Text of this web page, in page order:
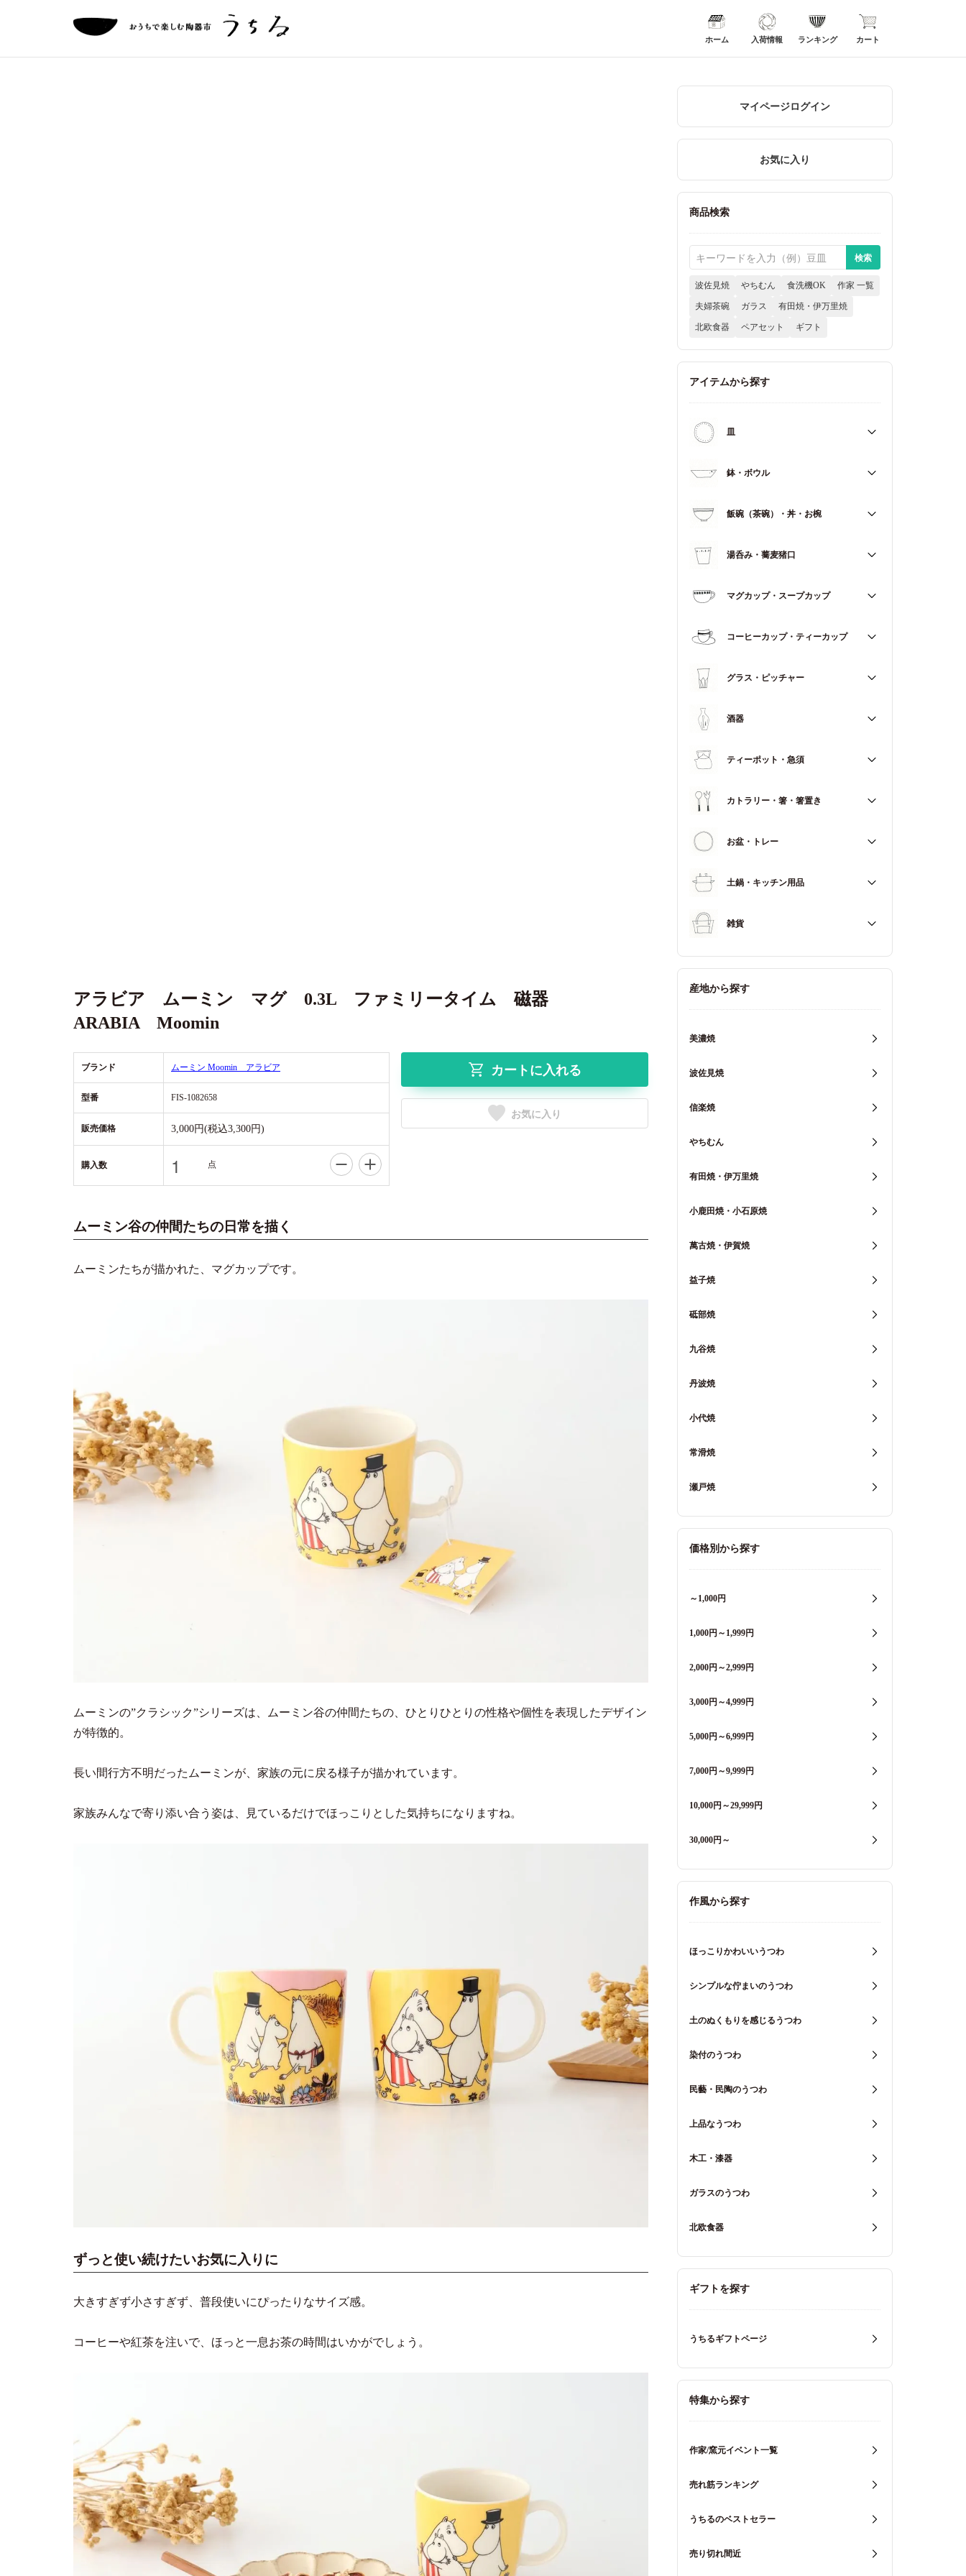
ホーム 入荷情報 ランキング カート
アラビア ムーミン マグ 0.3L ファミリータイム 磁器
ARABIA Moomin
ブランド ムーミン Moomin アラビア
型番 FIS-1082658
販売価格 3,000円(税込3,300円)
購入数 点
カートに入れる
お気に入り
ムーミン谷の仲間たちの日常を描く
ムーミンたちが描かれた、マグカップです。
ムーミンの”クラシック”シリーズは、ムーミン谷の仲間たちの、ひとりひとりの性格や個性を表現したデザイン
が特徴的。
長い間行方不明だったムーミンが、家族の元に戻る様子が描かれています。
家族みんなで寄り添い合う姿は、見ているだけでほっこりとした気持ちになりますね。
ずっと使い続けたいお気に入りに
大きすぎず小さすぎず、普段使いにぴったりなサイズ感。
コーヒーや紅茶を注いで、ほっと一息お茶の時間はいかがでしょう。
マイページログイン
お気に入り
商品検索
波佐見焼 やちむん 食洗機OK 作家 一覧
夫婦茶碗 ガラス 有田焼・伊万里焼
北欧食器 ペアセット ギフト
アイテムから探す
皿
すべて
取皿・中皿（15～20cm）
鉢・ボウル
すべて
中鉢（13～17cm）
飯碗（茶碗）・丼・お椀
すべて
丼（どんぶり）
湯呑み・蕎麦猪口
蕎麦猪口（そばちょこ）
マグカップ・スープカップ
スープカップ
コーヒーカップ・ティーカップ
グラス・ピッチャー
すべて
酒器
お猪口（おちょこ）
ティーポット・急須
カトラリー・箸・箸置き
すべて
箸
お盆・トレー
すべて
土鍋・キッチン用品
すべて
キッチン用品
重箱・弁当箱
雑貨
すべて
産地から探す
美濃焼
波佐見焼
信楽焼
やちむん
有田焼・伊万里焼
小鹿田焼・小石原焼
萬古焼・伊賀焼
益子焼
砥部焼
九谷焼
丹波焼
小代焼
常滑焼
瀬戸焼
価格別から探す
～1,000円
1,000円～1,999円
2,000円～2,999円
3,000円～4,999円
5,000円～6,999円
7,000円～9,999円
10,000円～29,999円
30,000円～
作風から探す
ほっこりかわいいうつわ
シンプルな佇まいのうつわ
土のぬくもりを感じるうつわ
染付のうつわ
民藝・民陶のうつわ
上品なうつわ
木工・漆器
ガラスのうつわ
北欧食器
ギフトを探す
うちるギフトページ
特集から探す
作家/窯元イベント一覧
売れ筋ランキング
うちるのベストセラー
売り切れ間近